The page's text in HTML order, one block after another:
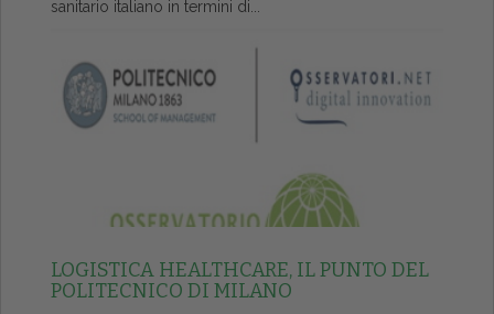
sanitario italiano in termini di...
LOGISTICA HEALTHCARE, IL PUNTO DEL
POLITECNICO DI MILANO